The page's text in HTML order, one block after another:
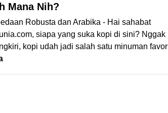
Mana Nih?
Robusta dan Arabika - Hai sahabat
siapa yang suka kopi di sini? Nggak
kopi udah jadi salah satu minuman